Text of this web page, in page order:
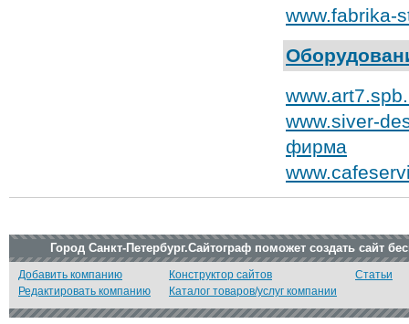
www.fabrika-
www.siver-
фирма
Город Санкт-Петербург.Сайтограф поможет создать сайт
Добавить компанию
Редактировать компанию
Конструктор сайтов
Каталог товаров/услуг компании
Статьи